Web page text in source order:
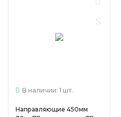
В наличии: 1 шт.
Направляющие 450мм